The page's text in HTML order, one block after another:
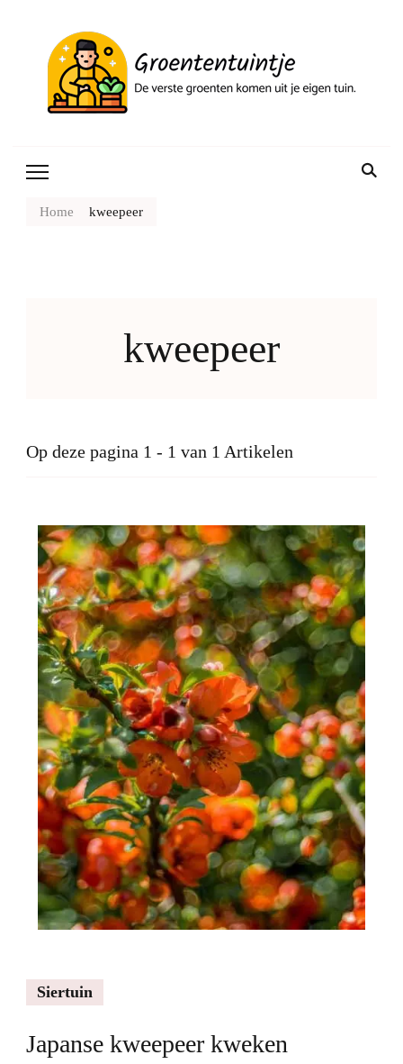
Home kweepeer
kweepeer
Op deze pagina 1 - 1 van 1 Artikelen
Siertuin
Japanse kweepeer kweken